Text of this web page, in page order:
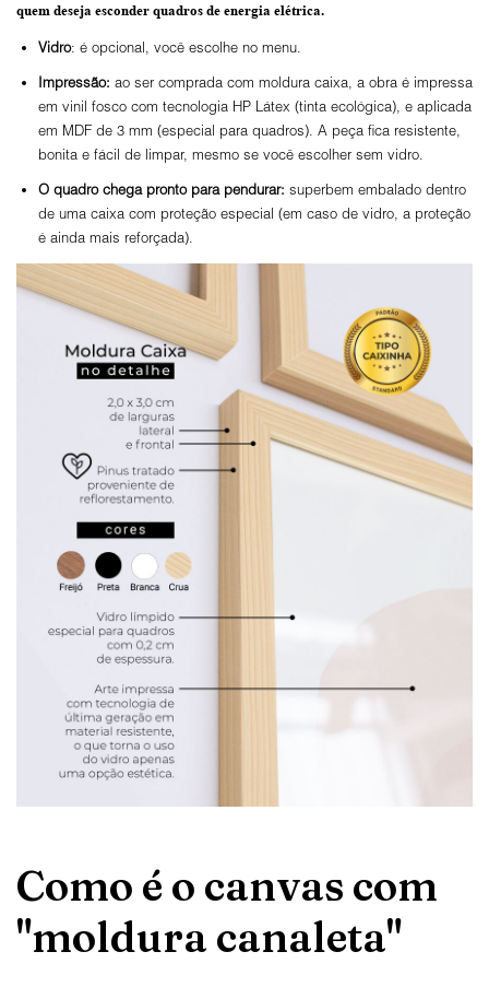
quem deseja esconder quadros de energia elétrica.
Vidro: é opcional, você escolhe no menu.
Impressão: ao ser comprada com moldura caixa, a obra é impressa
em vinil fosco com tecnologia HP Látex (tinta ecológica), e aplicada
em MDF de 3 mm (especial para quadros). A peça fica resistente,
bonita e fácil de limpar, mesmo se você escolher sem vidro.
O quadro chega pronto para pendurar: superbem embalado dentro
de uma caixa com proteção especial (em caso de vidro, a proteção
é ainda mais reforçada).
Como é o canvas com
"moldura canaleta"